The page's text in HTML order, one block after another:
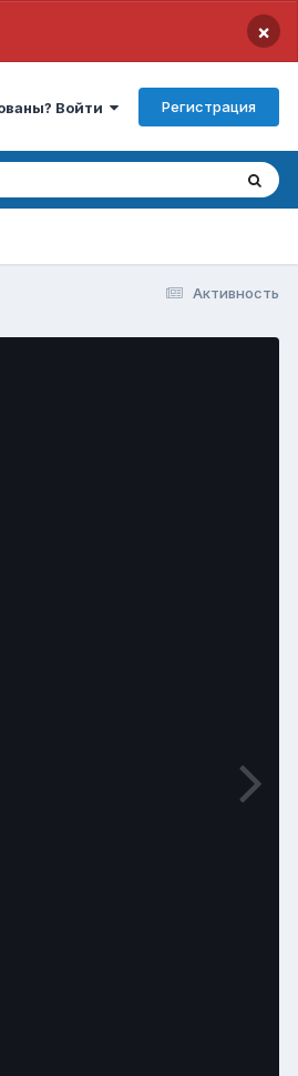
×
Войти Регистрация
Активность